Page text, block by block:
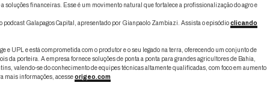
soluções financeiras. Esse é um movimento natural que fortalece a profissionalização do agro e
podcast Galapagos Capital, apresentado por Gianpaolo Zambiazi. Assista o episódioclicando
e UPL e está comprometida com o produtor e o seu legado na terra, oferecendo um conjunto de
da porteira. A empresa fornece soluções de ponta a ponta para grandes agricultores de Bahia,
valendo-se do conhecimento de equipes técnicas altamente qualificadas, com foco em aumento
mais informações, acesseorigeo.com